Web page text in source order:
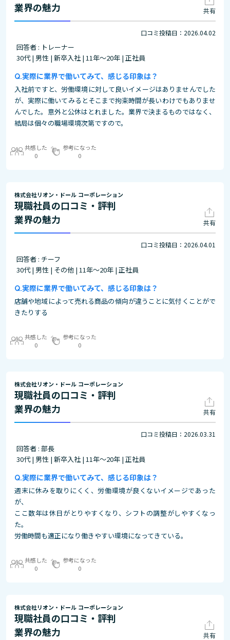
業界の魅力 共有
口コミ投稿日：2026.04.02
回答者 : トレーナー
30代 | 男性 | 新卒入社 | 11年～20年 | 正社員
実際に業界で働いてみて、感じる印象は？
入社前ですと、労働環境に対して良いイメージはありませんでした
が、実際に働いてみるとそこまで拘束時間が長いわけでもありませ
んでした。意外と公休はとれました。業界で決まるものではなく、
結局は個々の職場環境次第ですので。
共感した
0
参考になった
0
株式会社リオン・ドール コーポレーション
現職社員の口コミ・評判
業界の魅力
共有
口コミ投稿日：2026.04.01
回答者 : チーフ
30代 | 男性 | その他 | 11年～20年 | 正社員
実際に業界で働いてみて、感じる印象は？
店舗や地域によって売れる商品の傾向が違うことに気付くことがで
きたりする
共感した
0
参考になった
0
株式会社リオン・ドール コーポレーション
現職社員の口コミ・評判
業界の魅力
共有
口コミ投稿日：2026.03.31
回答者 : 部長
30代 | 男性 | 新卒入社 | 11年～20年 | 正社員
実際に業界で働いてみて、感じる印象は？
週末に休みを取りにくく、労働環境が良くないイメージであった
が、
ここ数年は休日がとりやすくなり、シフトの調整がしやすくなっ
た。
労働時間も適正になり働きやすい環境になってきている。
共感した
0
参考になった
0
株式会社リオン・ドール コーポレーション
現職社員の口コミ・評判
業界の魅力
共有